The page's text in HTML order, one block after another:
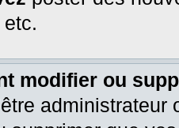
modifier ou